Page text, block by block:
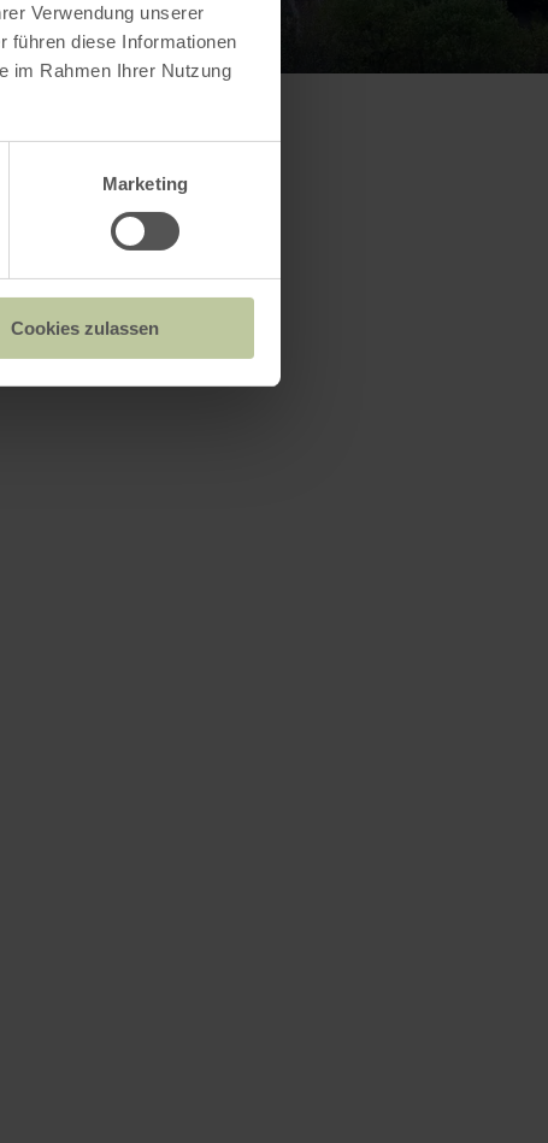
Verwendung unserer
führen diese Informationen
im Rahmen Ihrer Nutzung
Marketing
Cookies zulassen